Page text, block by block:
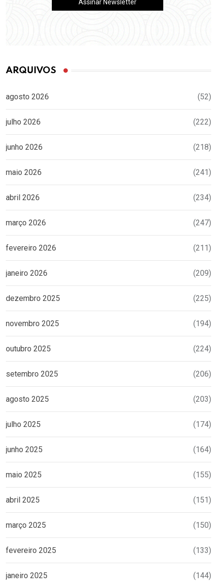
ARQUIVOS
agosto 2026 (52)
julho 2026 (222)
junho 2026 (218)
maio 2026 (241)
abril 2026 (234)
março 2026 (247)
fevereiro 2026 (211)
janeiro 2026 (209)
dezembro 2025 (225)
novembro 2025 (194)
outubro 2025 (224)
setembro 2025 (206)
agosto 2025 (203)
julho 2025 (174)
junho 2025 (164)
maio 2025 (155)
abril 2025 (151)
março 2025 (150)
fevereiro 2025 (133)
janeiro 2025 (144)